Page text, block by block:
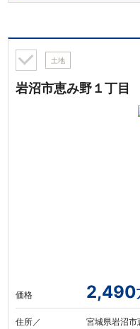
土地
岩沼市恵み野１丁目
価格 2,490
住所／
宮城県岩沼市